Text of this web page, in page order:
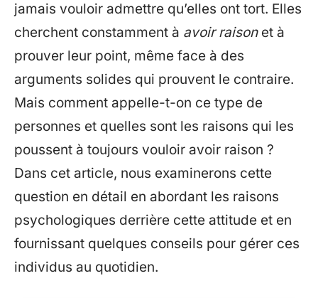
jamais vouloir admettre qu’elles ont tort. Elles
cherchent constamment à avoir raisonet à
prouver leur point, même face à des
arguments solides qui prouvent le contraire.
Mais comment appelle-t-on ce type de
personnes et quelles sont les raisons qui les
poussent à toujours vouloir avoir raison ?
Dans cet article, nous examinerons cette
question en détail en abordant les raisons
psychologiques derrière cette attitude et en
fournissant quelques conseils pour gérer ces
individus au quotidien.